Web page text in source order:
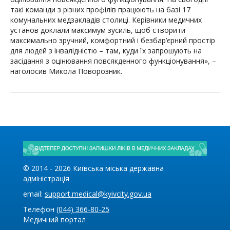
такі команди з різних профілів працюють на базі 17
комунальних медзакладів столиці. Керівники медичних
установ доклали максимум зусиль, щоб створити
максимально зручний, комфортний і безбар’єрний простір
для людей з інвалідністю – там, куди їх запрошують на
засідання з оцінювання повсякденного функціонування», –
наголосив Микола Поворозник.
© 2014 - 2026 Київська міська державна
адміністрація
email: support.medical@kyivcity.gov.ua
Телефон (044) 366-80-25
Медичний портал